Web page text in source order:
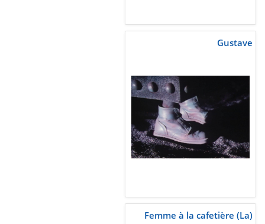
Gustave
Femme à la cafetière (La)